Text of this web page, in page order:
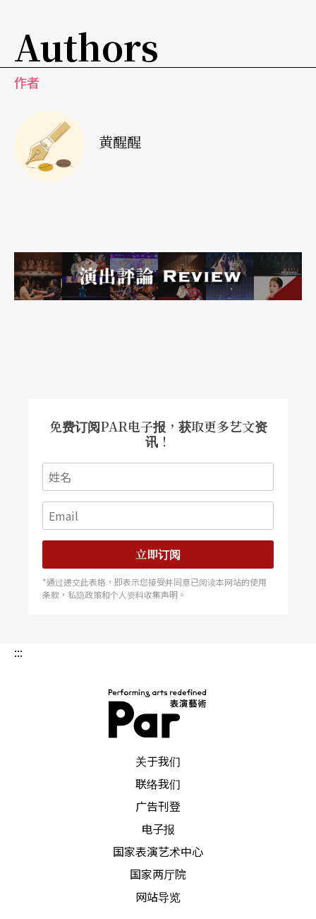
酒是水浒英雄胆
梁山好汉大碗喝酒、大块吃肉的情节在《水浒》章
回里不胜枚举，作者除了传达梁山好汉有过人之量
以外；另一个讯息是英雄有很好的口福，同时还透
露出英雄好汉可以得到常人分配不到的享乐。《水
浒》越是夸张英雄大碗喝酒、大块吃肉的享受，对
虽然，「吃肉」并不像「大碗喝酒」那样容易表现
出英雄的豪气，但是食量却能反映出体力，体力的
特别是在兵燹连年的流离岁月，一般人能吃顿像样
的饭已经要高呼「祖上积德」、「万幸」。所以，
梁山英雄的享乐遂成为底层百姓心中的乌托邦。况
且水浒故事早期是话本，是专说给宋元时期的底层
百姓听的，酒肉的意义是唯有匮乏的贫民才能深刻
体会。
人」名模，男性也注重面子保养，上健身房练肌肉
当「俊哥」、「帅男」、「猛男」对于油腻腻的肉
食肯定避之唯恐不及，更毋庸提及吃肉的诱惑。
很贫困，何来酒肉沾唇？梁山好汉大碗喝酒、大块
吃肉便是说书人和杂剧演出过程里最引人入胜的情
英雄口福无限，说书听众最爱
当时少酒喝是因为农作谷物都拿来当粮食，能够留
Authors
作者
黄醒醒
免费订阅PAR电子报，获取更多艺文资
讯！
立即订阅
*通过递交此表格，即表示您接受并同意已阅读本网站的使用
条款，私隐政策和个人资料收集声明。
:::
关于我们
联络我们
广告刊登
电子报
国家表演艺术中心
国家两厅院
网站导览